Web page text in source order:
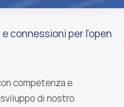
connessioni per l’open
competenza e
di nostro